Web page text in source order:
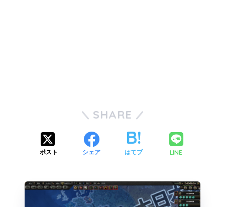
SHARE
ポスト シェア はてブ LINE